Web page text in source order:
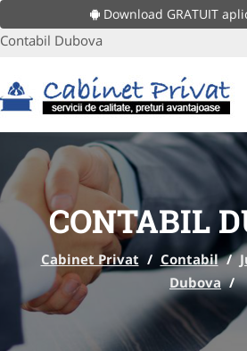
Download GRATUIT
Contabil Dubova
CONTABIL
Cabinet Privat / Contabil /
Dubova /